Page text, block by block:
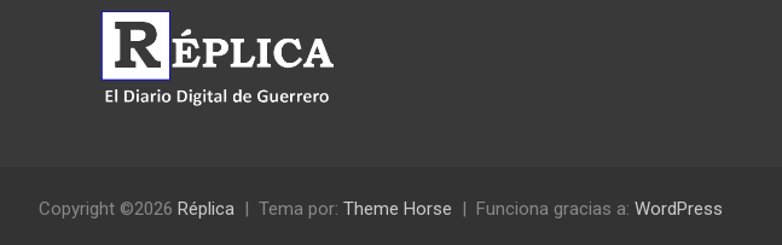
Copyright ©2026 Réplica Tema por: Theme Horse Funciona gracias a: WordPress